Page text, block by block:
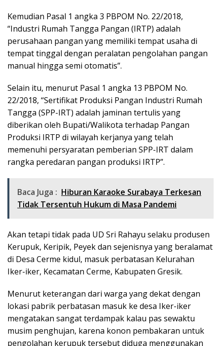
Kemudian Pasal 1 angka 3 PBPOM No. 22/2018,
“Industri Rumah Tangga Pangan (IRTP) adalah
perusahaan pangan yang memiliki tempat usaha di
tempat tinggal dengan peralatan pengolahan pangan
manual hingga semi otomatis”.
Selain itu, menurut Pasal 1 angka 13 PBPOM No.
22/2018, “Sertifikat Produksi Pangan Industri Rumah
Tangga (SPP-IRT) adalah jaminan tertulis yang
diberikan oleh Bupati/Walikota terhadap Pangan
Produksi IRTP di wilayah kerjanya yang telah
memenuhi persyaratan pemberian SPP-IRT dalam
rangka peredaran pangan produksi IRTP”.
Baca Juga : Hiburan Karaoke Surabaya Terkesan
Tidak Tersentuh Hukum di Masa Pandemi
Akan tetapi tidak pada UD Sri Rahayu selaku produsen
Kerupuk, Keripik, Peyek dan sejenisnya yang beralamat
di Desa Cerme kidul, masuk perbatasan Kelurahan
Iker-iker, Kecamatan Cerme, Kabupaten Gresik.
Menurut keterangan dari warga yang dekat dengan
lokasi pabrik perbatasan masuk ke desa Iker-iker
mengatakan sangat terdampak kalau pas sewaktu
musim penghujan, karena konon pembakaran untuk
pengolahan kerupuk tersebut diduga menggunakan